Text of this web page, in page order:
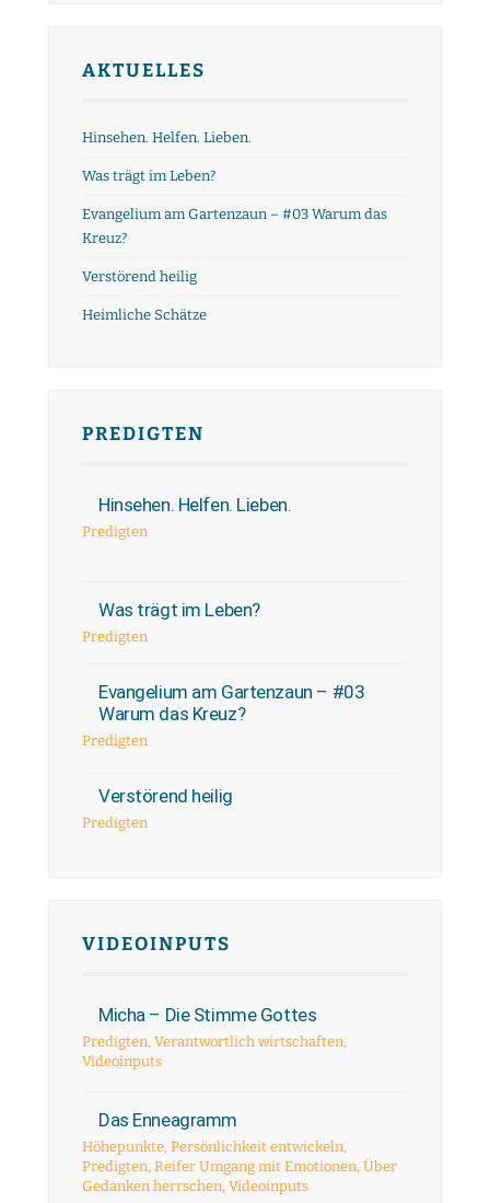
AKTUELLES
Hinsehen. Helfen. Lieben.
Was trägt im Leben?
Evangelium am Gartenzaun – #03 Warum das
Kreuz?
Verstörend heilig
Heimliche Schätze
PREDIGTEN
Hinsehen. Helfen. Lieben.
Predigten
Was trägt im Leben?
Predigten
Evangelium am Gartenzaun – #03
Warum das Kreuz?
Predigten
Verstörend heilig
Predigten
VIDEOINPUTS
Micha – Die Stimme Gottes
Predigten, Verantwortlich wirtschaften,
Videoinputs
Das Enneagramm
Höhepunkte, Persönlichkeit entwickeln,
Predigten, Reifer Umgang mit Emotionen, Über
Gedanken herrschen, Videoinputs